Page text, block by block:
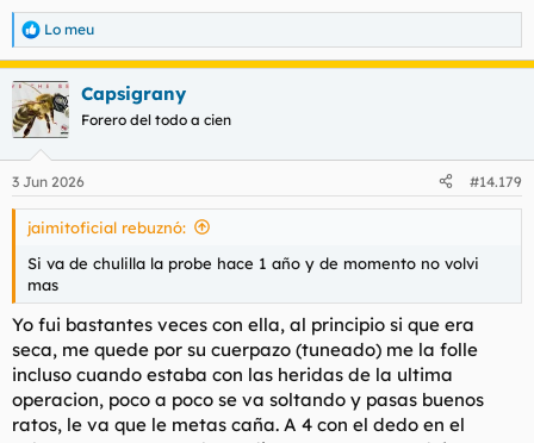
R
e
a
c
c
i
e
s
Lo meu
Capsigrany
Forero del todo a cien
3 Jun 2026 #14.179
jaimitoficial rebuznó:
Si va de chulilla la probe hace 1 año y de momento no volvi
mas
Yo fui bastantes veces con ella, al principio si que era
seca, me quede por su cuerpazo (tuneado) me la folle
incluso cuando estaba con las heridas de la ultima
operacion, poco a poco se va soltando y pasas buenos
ratos, le va que le metas caña. A 4 con el dedo en el